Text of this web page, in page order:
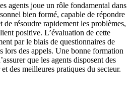
agents joue un rôle fondamental dans
bien formé, capable de répondre
de résoudre rapidement les problèmes,
positive. L’évaluation de cette
par le biais de questionnaires de
lors des appels. Une bonne formation
que les agents disposent des
des meilleures pratiques du secteur.